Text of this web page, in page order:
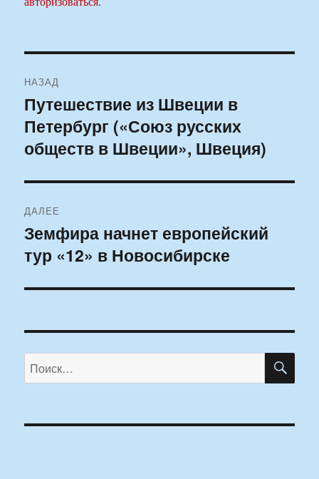
по
записям
НАЗАД
Предыдущая
запись:
Путешествие из Швеции в
Петербург («Союз русских
обществ в Швеции», Швеция)
ДАЛЕЕ
Следующая
запись:
Земфира начнет европейский
тур «12» в Новосибирске
Искать: